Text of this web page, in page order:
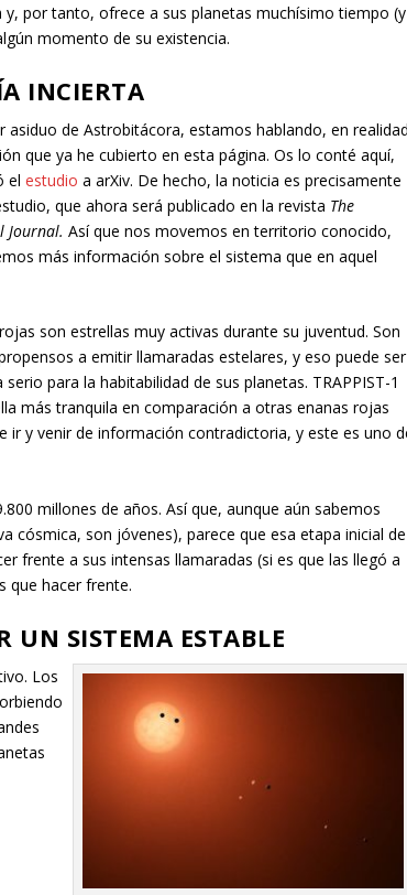
y, por tanto, ofrece a sus planetas muchísimo tiempo (y
momento de su existencia.
INCIERTA
asiduo de Astrobitácora, estamos hablando, en
que ya he cubierto en esta página. Os lo conté aquí,
elestudio a arXiv. De hecho, la noticia es precisamente
que ahora será publicado en la revista The
Journal. Así que nos movemos en territorio conocido,
más información sobre el sistema que en aquel
son estrellas muy activas durante su juventud. Son
a emitir llamaradas estelares, y eso puede ser
para la habitabilidad de sus planetas. TRAPPIST-1
más tranquila en comparación a otras enanas rojas
y venir de información contradictoria, y este es uno
millones de años. Así que, aunque aún sabemos
cósmica, son jóvenes), parece que esa etapa inicial de
frente a sus intensas llamaradas (si es que las llegó a
que hacer frente.
UN SISTEMA ESTABLE
Los